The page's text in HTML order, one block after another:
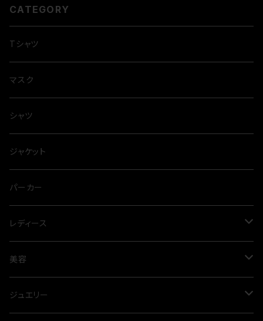
CATEGORY
Tシャツ
マスク
シャツ
ジャケット
パーカー
レディース
ワンピース
プリーツ
パンツ
美容
オイル
ジュエリー